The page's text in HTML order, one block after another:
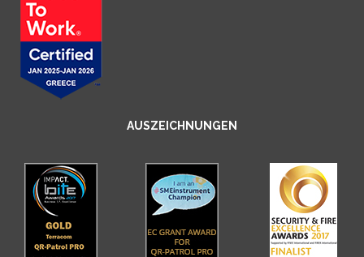
AUSZEICHNUNGEN